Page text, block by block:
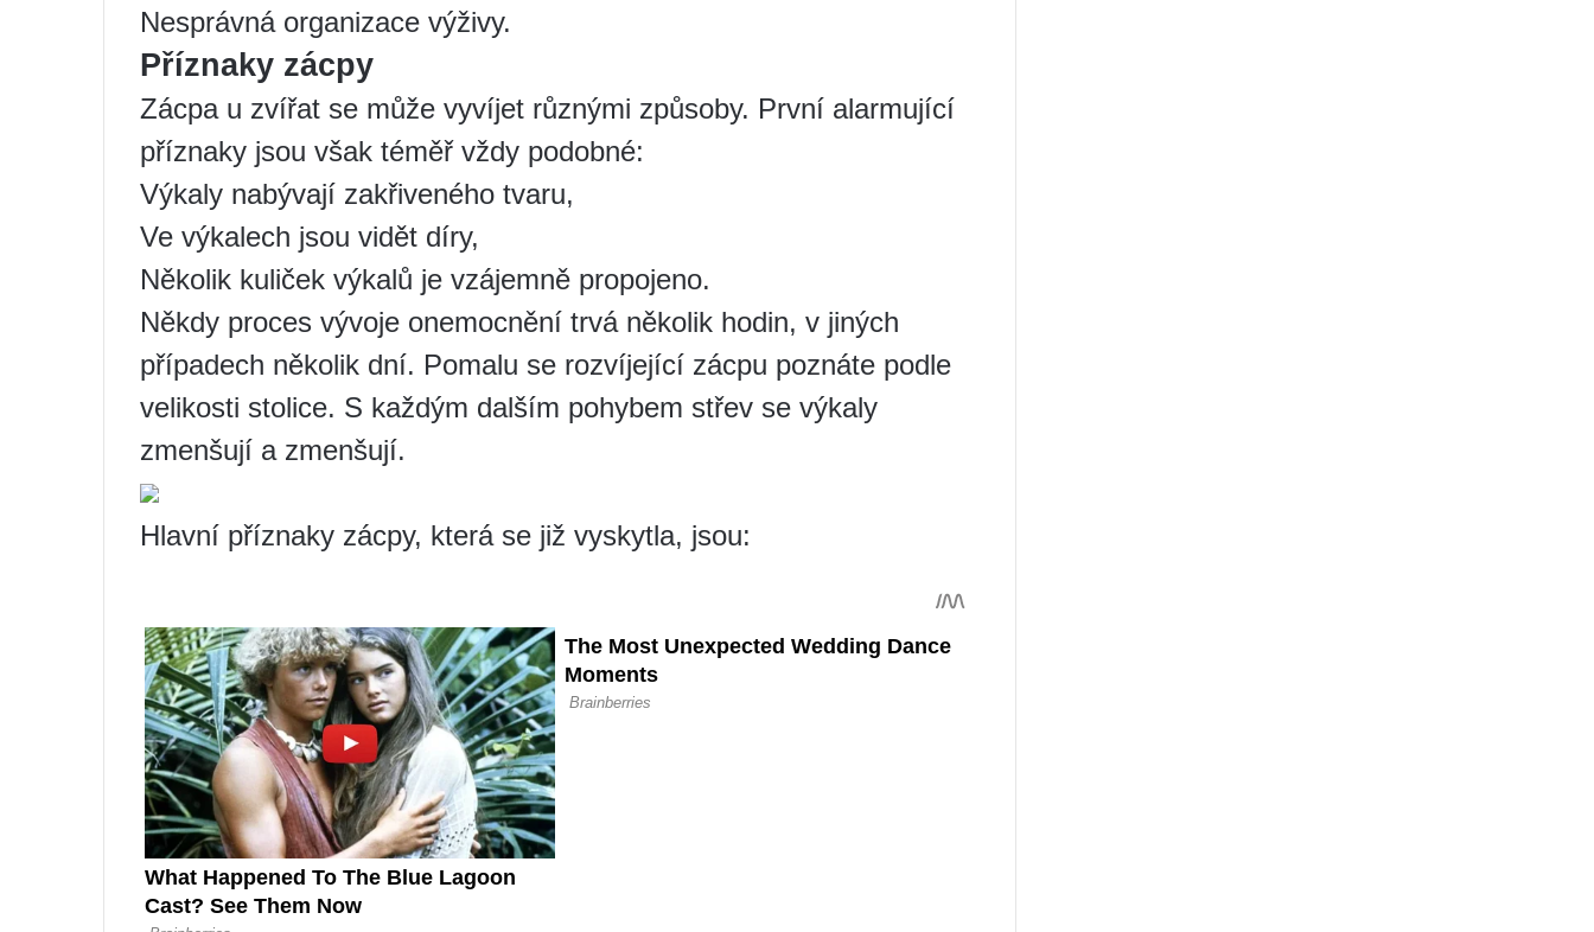
Nesprávná organizace výživy.
Příznaky zácpy
Zácpa u zvířat se může vyvíjet různými způsoby. První alarmující
příznaky jsou však téměř vždy podobné:
Výkaly nabývají zakřiveného tvaru,
Ve výkalech jsou vidět díry,
Několik kuliček výkalů je vzájemně propojeno.
Někdy proces vývoje onemocnění trvá několik hodin, v jiných
případech několik dní. Pomalu se rozvíjející zácpu poznáte podle
velikosti stolice. S každým dalším pohybem střev se výkaly
zmenšují a zmenšují.
Hlavní příznaky zácpy, která se již vyskytla, jsou: